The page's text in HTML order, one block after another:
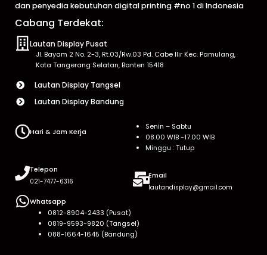
dan penyedia kebutuhan digital printing #no 1 di Indonesia
Cabang Terdekat:
Lautan Display Pusat
Jl. Bayam 2 No. 2-3, Rt.03/Rw.03 Pd. Cabe Ilir Kec. Pamulang,
Kota Tangerang Selatan, Banten 15418
Lautan Display Tangsel
Lautan Display Bandung
Hari & Jam Kerja
Senin – Sabtu
08.00 WIB -17.00 WIB
Minggu : Tutup
Telepon
021-7477-6316
Email
lautandisplay@gmail.com
Whatsapp
0812-8904-2433 (Pusat)
0819-9593-9820 (Tangsel)
088-1664-1645 (Bandung)